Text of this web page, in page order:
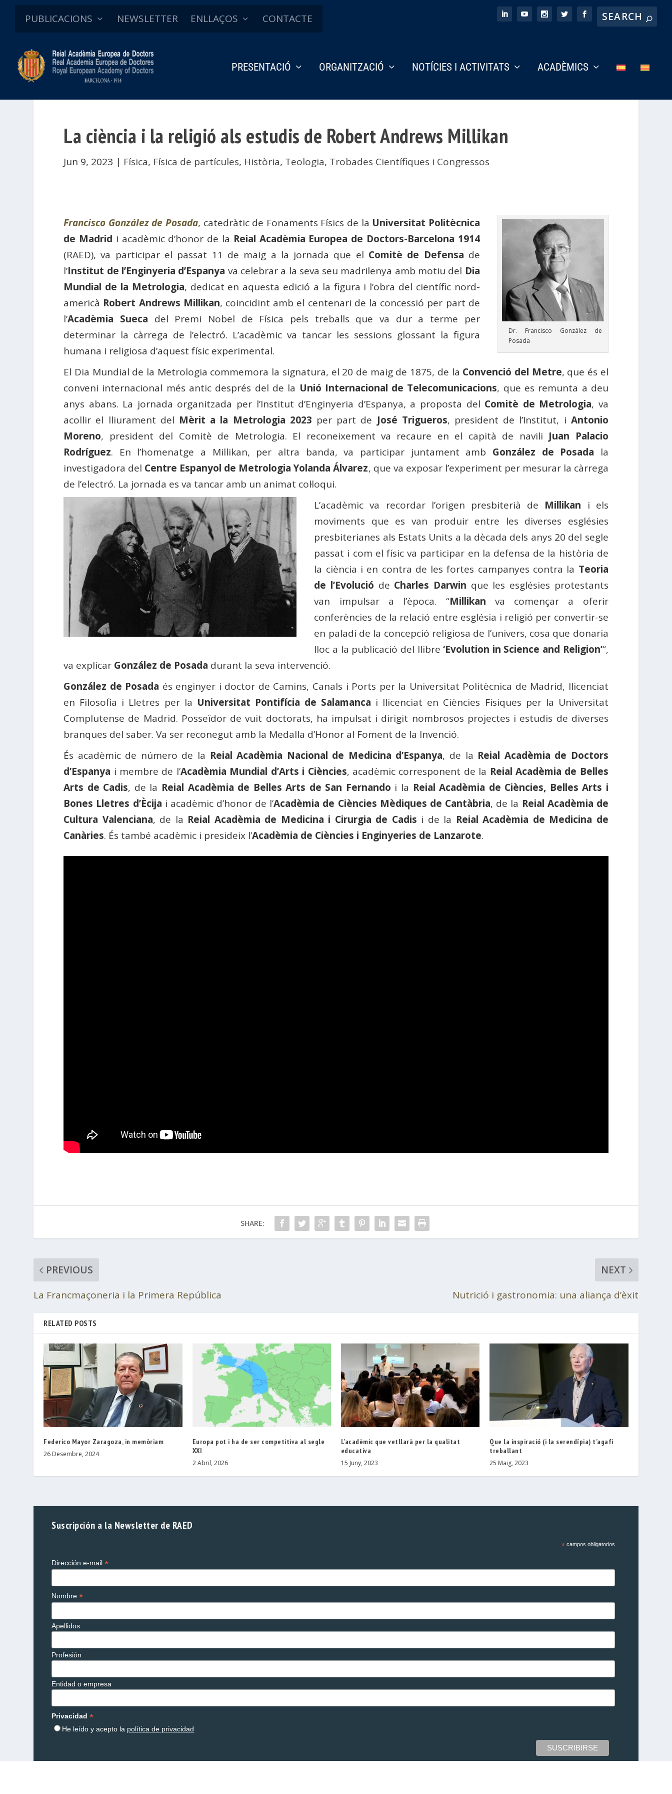
PUBLICACIONS NEWSLETTER ENLLAÇOS CONTACTE
PRESENTACIÓ ORGANITZACIÓ NOTÍCIES I ACTIVITATS ACADÈMICS
La ciència i la religió als estudis de Robert Andrews Millikan
Jun 9, 2023 | Física, Física de partícules, Història, Teologia, Trobades Científiques i Congressos
Dr. Francisco González de
Posada
Francisco González de Posada, catedràtic de Fonaments Físics de la Universitat Politècnica
de Madrid i acadèmic d’honor de la Reial Acadèmia Europea de Doctors-Barcelona 1914
(RAED), va participar el passat 11 de maig a la jornada que el Comitè de Defensa de
l’Institut de l’Enginyeria d’Espanya va celebrar a la seva seu madrilenya amb motiu del Dia
Mundial de la Metrologia, dedicat en aquesta edició a la figura i l’obra del científic nord-
americà Robert Andrews Millikan, coincidint amb el centenari de la concessió per part de
l’Acadèmia Sueca del Premi Nobel de Física pels treballs que va dur a terme per
determinar la càrrega de l’electró. L’acadèmic va tancar les sessions glossant la figura
humana i religiosa d’aquest físic experimental.
El Dia Mundial de la Metrologia commemora la signatura, el 20 de maig de 1875, de la Convenció del Metre, que és el
conveni internacional més antic després del de la Unió Internacional de Telecomunicacions, que es remunta a deu
anys abans. La jornada organitzada per l’Institut d’Enginyeria d’Espanya, a proposta del Comitè de Metrologia, va
acollir el lliurament del Mèrit a la Metrologia 2023 per part de José Trigueros, president de l’Institut, i Antonio
Moreno, president del Comitè de Metrologia. El reconeixement va recaure en el capità de navili Juan Palacio
Rodríguez. En l’homenatge a Millikan, per altra banda, va participar juntament amb González de Posada la
investigadora del Centre Espanyol de Metrologia Yolanda Álvarez, que va exposar l’experiment per mesurar la càrrega
de l’electró. La jornada es va tancar amb un animat col·loqui.
L’acadèmic va recordar l’origen presbiterià de Millikan i els
moviments que es van produir entre les diverses esglésies
presbiterianes als Estats Units a la dècada dels anys 20 del segle
passat i com el físic va participar en la defensa de la història de
la ciència i en contra de les fortes campanyes contra la Teoria
de l’Evolució de Charles Darwin que les esglésies protestants
van impulsar a l’època. “Millikan va començar a oferir
conferències de la relació entre església i religió per convertir-se
en paladí de la concepció religiosa de l’univers, cosa que donaria
lloc a la publicació del llibre‘Evolution in Science and Religion’“,
va explicar González de Posada durant la seva intervenció.
González de Posada és enginyer i doctor de Camins, Canals i Ports per la Universitat Politècnica de Madrid, llicenciat
en Filosofia i Lletres per la Universitat Pontifícia de Salamanca i llicenciat en Ciències Físiques per la Universitat
Complutense de Madrid. Posseïdor de vuit doctorats, ha impulsat i dirigit nombrosos projectes i estudis de diverses
branques del saber. Va ser reconegut amb la Medalla d’Honor al Foment de la Invenció.
És acadèmic de número de la Reial Acadèmia Nacional de Medicina d’Espanya, de la Reial Acadèmia de Doctors
d’Espanya i membre de l’Acadèmia Mundial d’Arts i Ciències, acadèmic corresponent de la Reial Acadèmia de Belles
Arts de Cadis, de la Reial Acadèmia de Belles Arts de San Fernando i la Reial Acadèmia de Ciències, Belles Arts i
Bones Lletres d’Ècija i acadèmic d’honor de l’Acadèmia de Ciències Mèdiques de Cantàbria, de la Reial Acadèmia de
Cultura Valenciana, de la Reial Acadèmia de Medicina i Cirurgia de Cadis i de la Reial Acadèmia de Medicina de
Canàries. És també acadèmic i presideix l’Acadèmia de Ciències i Enginyeries de Lanzarote.
SHARE:
PREVIOUS
La Francmaçoneria i la Primera República
NEXT
Nutrició i gastronomia: una aliança d’èxit
RELATED POSTS
Federico Mayor Zaragoza, in memòriam
26 Desembre, 2024
Europa pot i ha de ser competitiva al segle
XXI
2 Abril, 2026
L’acadèmic que vetllarà per la qualitat
educativa
15 Juny, 2023
Que la inspiració (i la serendípia) t’agafi
treballant
25 Maig, 2023
Suscripción a la Newsletter de RAED
*campos obligatorios
Dirección e-mail*
Nombre*
Apellidos
Profesión
Entidad o empresa
Privacidad*
He leído y acepto la política de privacidad